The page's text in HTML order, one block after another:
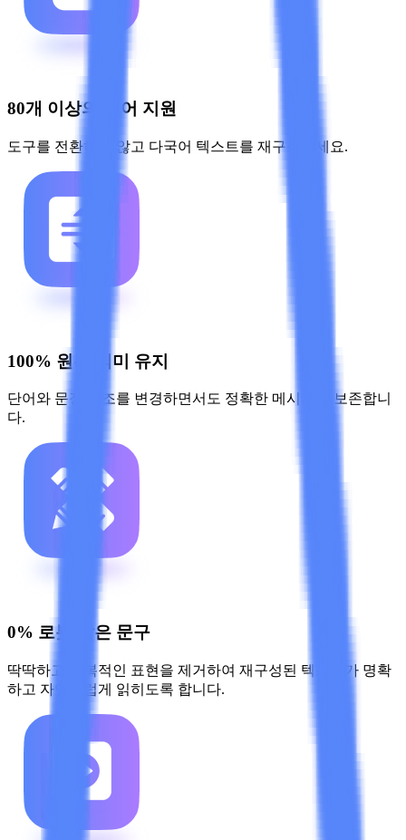
80개 이상의 언어 지원
도구를 전환하지 않고 다국어 텍스트를 재구성하세요.
100% 원본 의미 유지
단어와 문장 구조를 변경하면서도 정확한 메시지를 보존합니
다.
0% 로봇 같은 문구
딱딱하고 반복적인 표현을 제거하여 재구성된 텍스트가 명확
하고 자연스럽게 읽히도록 합니다.